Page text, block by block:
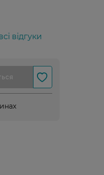
відгуки